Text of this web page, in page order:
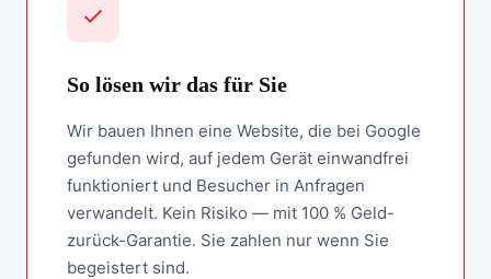
So lösen wir das für Sie
Wir bauen Ihnen eine Website, die bei Google
gefunden wird, auf jedem Gerät einwandfrei
funktioniert und Besucher in Anfragen
verwandelt. Kein Risiko — mit 100 % Geld-
zurück-Garantie. Sie zahlen nur wenn Sie
begeistert sind.